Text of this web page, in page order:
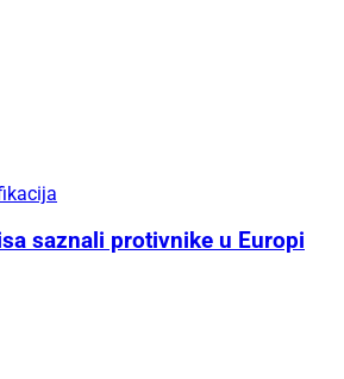
saznali protivnike u Europi